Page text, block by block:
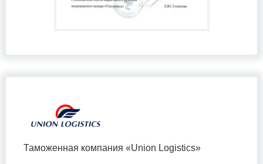
Таможенная компания «Union Logistics»